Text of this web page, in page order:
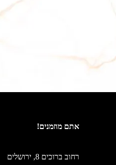
אתם מוזמנים!
רחוב ברוכים 8, ירושלים